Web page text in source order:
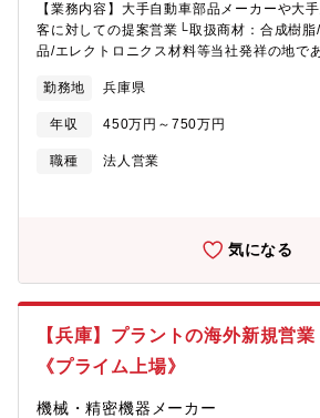
【業務内容】大手自動車部品メーカーや大
客に対しての提案営業└取扱商材：合成樹
品/エレクトロニクス材料等当社発祥の地で
を行い、新規開発に取り組むことで、新し
挑戦できる環境を整えています。【組織構
戸営業所所長（50 代）1 名、課長(50 代）
務職 3 名
勤務地 兵庫県
年収 450万円～750万円
職種
法人営業
気になる
【兵庫】プラントの海外新規営業
《プライム上場》
機械・精密機器メーカー